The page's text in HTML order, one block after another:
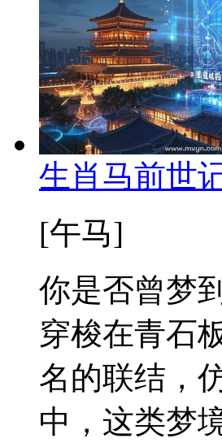
生肖马前世
[午马]
你是否曾梦
穿梭在青石
名的联结，
中，这类梦